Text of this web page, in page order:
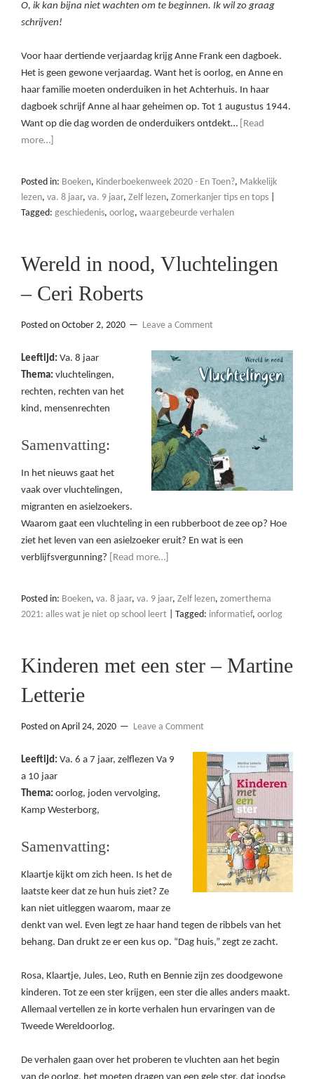
O, ik kan bijna niet wachten om te beginnen. Ik wil zo graag
schrijven!
Voor haar dertiende verjaardag krijg Anne Frank een dagboek.
Het is geen gewone verjaardag. Want het is oorlog, en Anne en
haar familie moeten onderduiken in het Achterhuis. In haar
dagboek schrijf Anne al haar geheimen op. Tot 1 augustus 1944.
Want op die dag worden de onderduikers ontdekt… [Read
more…]
Posted in: Boeken, Kinderboekenweek 2020 - En Toen?, Makkelijk
lezen, va. 8 jaar, va. 9 jaar, Zelf lezen, Zomerkanjer tips en tops
Tagged: geschiedenis, oorlog, waargebeurde verhalen
Wereld in nood, Vluchtelingen
– Ceri Roberts
Posted on October 2, 2020 Leave a Comment
Leeftijd: Va. 8 jaar
Thema: vluchtelingen,
rechten, rechten van het
kind, mensenrechten
Samenvatting:
In het nieuws gaat het
vaak over vluchtelingen,
migranten en asielzoekers.
Waarom gaat een vluchteling in een rubberboot de zee op? Hoe
ziet het leven van een asielzoeker eruit? En wat is een
verblijfsvergunning?
[Read more…]
Posted in: Boeken, va. 8 jaar, va. 9 jaar, Zelf lezen, zomerthema
2021: alles wat je niet op school leert
Tagged: informatief, oorlog
Kinderen met een ster – Martine
Letterie
Posted on April 24, 2020 Leave a Comment
Leeftijd: Va. 6 a 7 jaar, zelflezen Va 9
a 10 jaar
Thema: oorlog, joden vervolging,
Kamp Westerborg,
Samenvatting:
Klaartje kijkt om zich heen. Is het de
laatste keer dat ze hun huis ziet? Ze
kan niet uitleggen waarom, maar ze
denkt van wel. Even legt ze haar hand tegen de ribbels van het
behang. Dan drukt ze er een kus op. “Dag huis,” zegt ze zacht.
Rosa, Klaartje, Jules, Leo, Ruth en Bennie zijn zes doodgewone
kinderen. Tot ze een ster krijgen, een ster die alles anders maakt.
Allemaal vertellen ze in korte verhalen hun ervaringen van de
Tweede Wereldoorlog.
De verhalen gaan over het proberen te vluchten aan het begin